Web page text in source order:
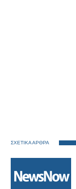
ΣΧΕΤΙΚΑ ΑΡΘΡΑ